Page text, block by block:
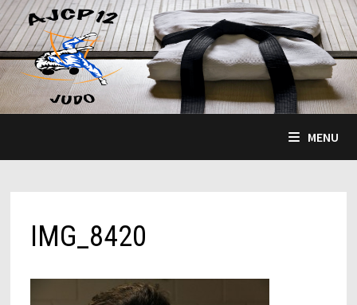
Passer
au
contenu
MENU
IMG_8420